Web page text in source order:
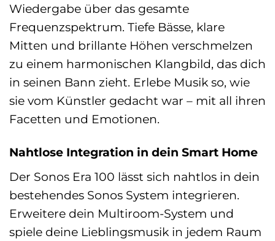
Wiedergabe über das gesamte
Frequenzspektrum. Tiefe Bässe, klare
Mitten und brillante Höhen verschmelzen
zu einem harmonischen Klangbild, das dich
in seinen Bann zieht. Erlebe Musik so, wie
sie vom Künstler gedacht war – mit all ihren
Facetten und Emotionen.
Nahtlose Integration in dein Smart Home
Der Sonos Era 100 lässt sich nahtlos in dein
bestehendes Sonos System integrieren.
Erweitere dein Multiroom-System und
spiele deine Lieblingsmusik in jedem Raum